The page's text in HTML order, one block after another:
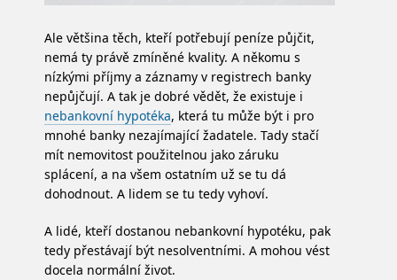
Ale většina těch, kteří potřebují peníze půjčit,
nemá ty právě zmíněné kvality. A někomu s
nízkými příjmy a záznamy v registrech banky
nepůjčují. A tak je dobré vědět, že existuje i
nebankovní hypotéka, která tu může být i pro
mnohé banky nezajímající žadatele. Tady stačí
mít nemovitost použitelnou jako záruku
splácení, a na všem ostatním už se tu dá
dohodnout. A lidem se tu tedy vyhoví.
A lidé, kteří dostanou nebankovní hypotéku, pak
tedy přestávají být nesolventními. A mohou vést
docela normální život.